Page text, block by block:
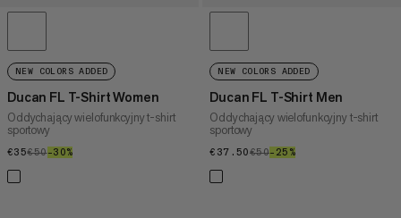
NEW COLORS ADDED
Ducan FL T-Shirt Women
Oddychający wielofunkcyjny t-shirt
sportowy
€35€35
€50€50
–30%
NEW COLORS ADDED
Ducan FL T-Shirt Men
Oddychający wielofunkcyjny t-shirt
sportowy
€37.50€37.50
€50€50
–25%25%